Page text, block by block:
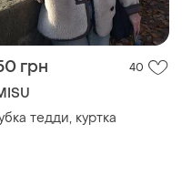
грн 40
тедди, куртка